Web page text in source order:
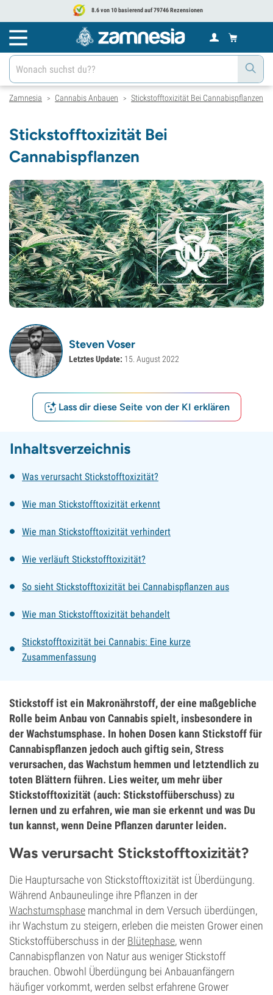
8.6 von 10 basierend auf 79746 Rezensionen
Zamnesia > Cannabis Anbauen > Stickstofftoxizität Bei Cannabispflanzen
Stickstofftoxizität Bei
Cannabispflanzen
Steven Voser
Letztes Update: 15. August 2022
Lass dir diese Seite von der KI erklären
Inhaltsverzeichnis
Was verursacht Stickstofftoxizität?
Wie man Stickstofftoxizität erkennt
Wie man Stickstofftoxizität verhindert
Wie verläuft Stickstofftoxizität?
So sieht Stickstofftoxizität bei Cannabispflanzen aus
Wie man Stickstofftoxizität behandelt
Stickstofftoxizität bei Cannabis: Eine kurze
Zusammenfassung
Stickstoff ist ein Makronährstoff, der eine maßgebliche
Rolle beim Anbau von Cannabis spielt, insbesondere in
der Wachstumsphase. In hohen Dosen kann Stickstoff für
Cannabispflanzen jedoch auch giftig sein, Stress
verursachen, das Wachstum hemmen und letztendlich zu
toten Blättern führen. Lies weiter, um mehr über
Stickstofftoxizität (auch: Stickstoffüberschuss) zu
lernen und zu erfahren, wie man sie erkennt und was Du
tun kannst, wenn Deine Pflanzen darunter leiden.
Was verursacht Stickstofftoxizität?
Die Hauptursache von Stickstofftoxizität ist Überdüngung.
Während Anbauneulinge ihre Pflanzen in der
Wachstumsphase manchmal in dem Versuch überdüngen,
ihr Wachstum zu steigern, erleben die meisten Grower einen
Stickstoffüberschuss in der Blütephase, wenn
Cannabispflanzen von Natur aus weniger Stickstoff
brauchen. Obwohl Überdüngung bei Anbauanfängern
häufiger vorkommt, werden selbst erfahrene Grower